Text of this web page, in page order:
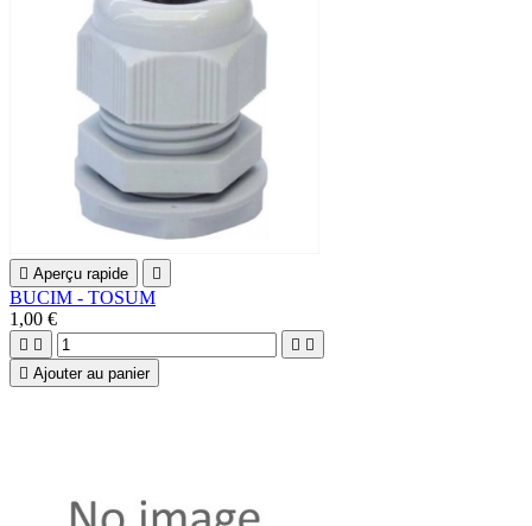
 Aperçu rapide 
BUCIM - TOSUM
1,00 €
   
 Ajouter au panier